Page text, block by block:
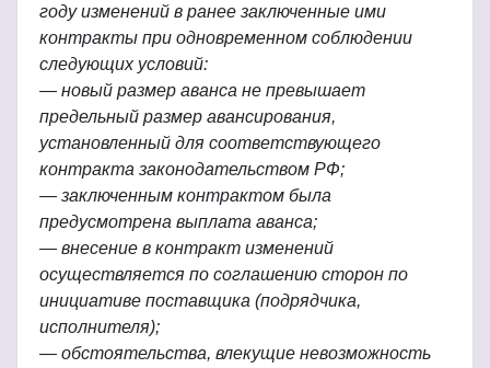
году изменений в ранее заключенные ими
контракты при одновременном соблюдении
следующих условий:
— новый размер аванса не превышает
предельный размер авансирования,
установленный для соответствующего
контракта законодательством РФ;
— заключенным контрактом была
предусмотрена выплата аванса;
— внесение в контракт изменений
осуществляется по соглашению сторон по
инициативе поставщика (подрядчика,
исполнителя);
— обстоятельства, влекущие невозможность